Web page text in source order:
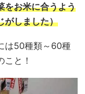
をお米に合うよう
がしました）
は50種類～60種
と！